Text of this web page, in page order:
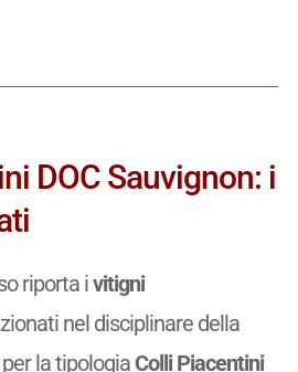
DOC Sauvignon: i
riporta ivitigni
nel disciplinare della
la tipologia Colli Piacentini